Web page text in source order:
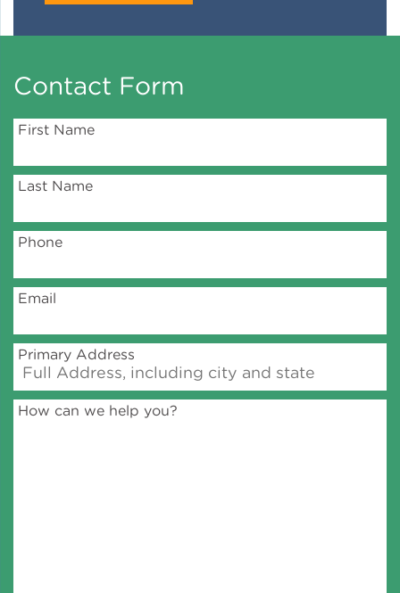
Contact Form
First Name
Last Name
Phone
Email
Primary Address
How can we help you?